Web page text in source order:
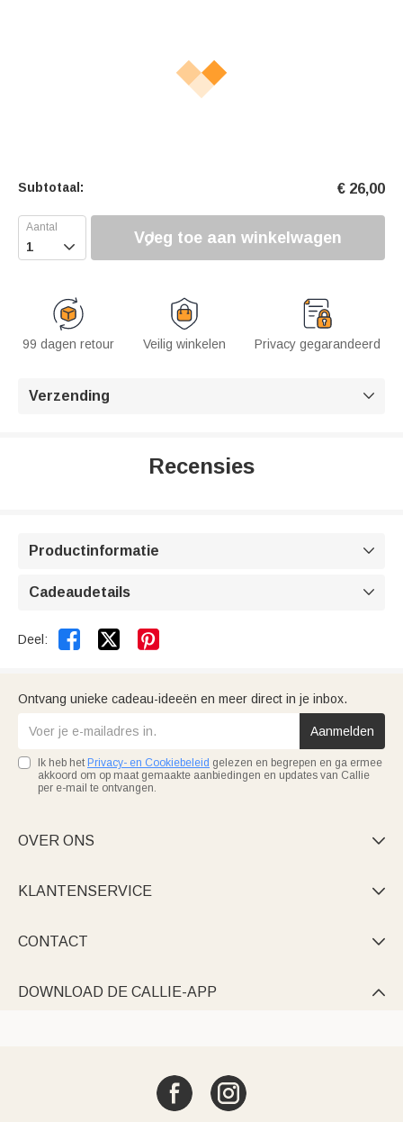
Subtotaal: € 26,00
 Voeg toe aan winkelwagen
99 dagen retour Veilig winkelen Privacy gegarandeerd
Verzending 
Recensies
Productinformatie 
Cadeaudetails 
Deel:  
Ontvang unieke cadeau-ideeën en meer direct in je inbox.
Aanmelden
Ik heb het Privacy- en Cookiebeleid gelezen en begrepen en ga ermee
akkoord om op maat gemaakte aanbiedingen en updates van Callie
per e-mail te ontvangen.
OVER ONS 
KLANTENSERVICE 
CONTACT 
DOWNLOAD DE CALLIE-APP 